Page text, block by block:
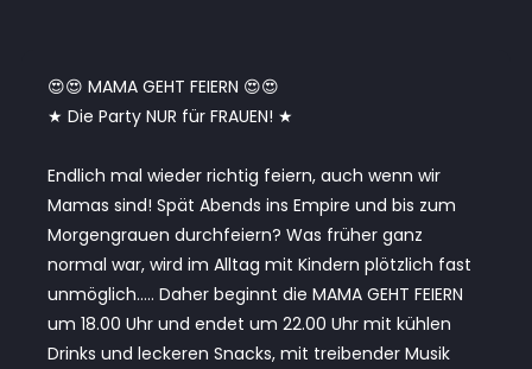
😍😍 MAMA GEHT FEIERN 😍😍
★ Die Party NUR für FRAUEN! ★
Endlich mal wieder richtig feiern, auch wenn wir
Mamas sind! Spät Abends ins Empire und bis zum
Morgengrauen durchfeiern? Was früher ganz
normal war, wird im Alltag mit Kindern plötzlich fast
unmöglich….. Daher beginnt die MAMA GEHT FEIERN
um 18.00 Uhr und endet um 22.00 Uhr mit kühlen
Drinks und leckeren Snacks, mit treibender Musik